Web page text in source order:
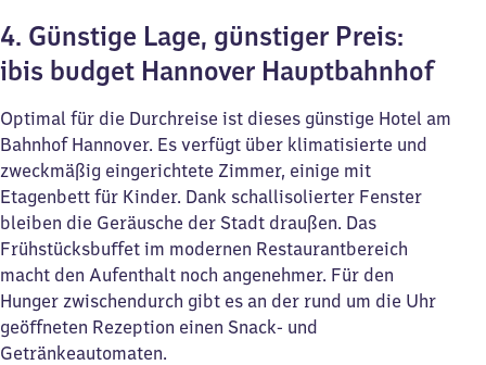
4. Günstige Lage, günstiger Preis:
ibis budget Hannover Hauptbahnhof
Optimal für die Durchreise ist dieses günstige Hotel am
Bahnhof Hannover. Es verfügt über klimatisierte und
zweckmäßig eingerichtete Zimmer, einige mit
Etagenbett für Kinder. Dank schallisolierter Fenster
bleiben die Geräusche der Stadt draußen. Das
Frühstücksbuffet im modernen Restaurantbereich
macht den Aufenthalt noch angenehmer. Für den
Hunger zwischendurch gibt es an der rund um die Uhr
geöffneten Rezeption einen Snack- und
Getränkeautomaten.